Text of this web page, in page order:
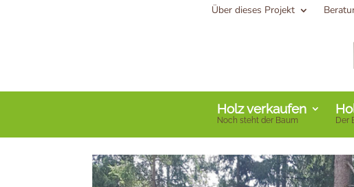
Über dieses Projekt
Holz verkaufen
Noch steht der Baum Der